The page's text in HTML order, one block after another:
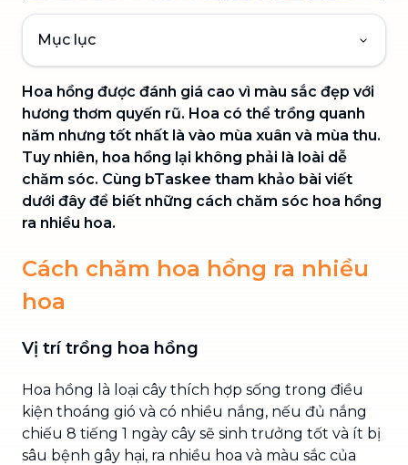
Mục lục
Hoa hồng được đánh giá cao vì màu sắc đẹp với
hương thơm quyến rũ. Hoa có thể trồng quanh
năm nhưng tốt nhất là vào mùa xuân và mùa thu.
Tuy nhiên, hoa hồng lại không phải là loài dễ
chăm sóc. Cùng bTaskee tham khảo bài viết
dưới đây để biết những cách chăm sóc hoa hồng
ra nhiều hoa.
Cách chăm hoa hồng ra nhiều
hoa
Vị trí trồng hoa hồng
Hoa hồng là loại cây thích hợp sống trong điều
kiện thoáng gió và có nhiều nắng, nếu đủ nắng
chiếu 8 tiếng 1 ngày cây sẽ sinh trưởng tốt và ít bị
sâu bệnh gây hại, ra nhiều hoa và màu sắc của